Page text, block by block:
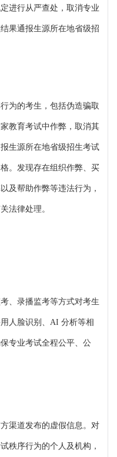
进行从严查处，取消专业
果通报生源所在地省级招
为的考生，包括伪造骗取
教育考试中作弊，取消其
生源所在地省级招生考试
。发现存在组织作弊、买
及帮助作弊等违法行为，
法律处理。
、录播监考等方式对考生
人脸识别、AI 分析等相
专业考试全程公平、公
渠道发布的虚假信息。对
秩序行为的个人及机构，